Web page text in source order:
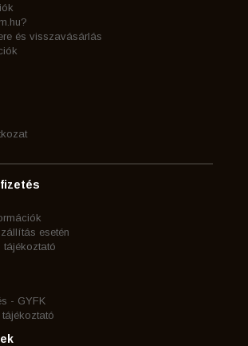
és visszavásárlás
esetén
tájékoztató
- GYFK